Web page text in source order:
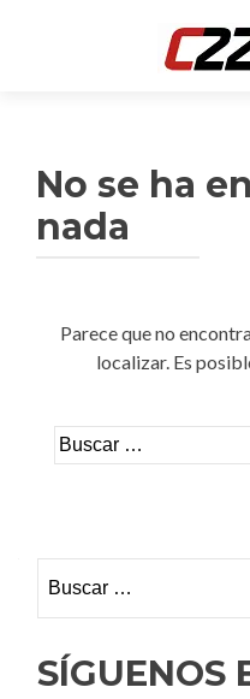
No se ha
nada
Parece que no
localizar. Es
Buscar:
SÍGUENOS